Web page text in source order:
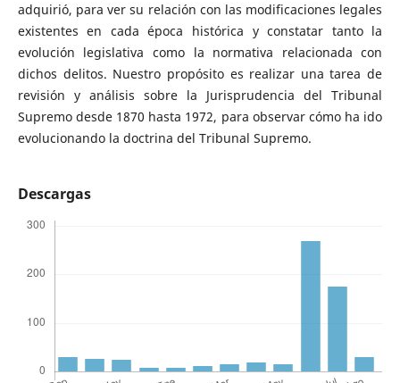
adquirió, para ver su relación con las modificaciones legales
existentes en cada época histórica y constatar tanto la
evolución legislativa como la normativa relacionada con
dichos delitos. Nuestro propósito es realizar una tarea de
revisión y análisis sobre la Jurisprudencia del Tribunal
Supremo desde 1870 hasta 1972, para observar cómo ha ido
evolucionando la doctrina del Tribunal Supremo.
Descargas